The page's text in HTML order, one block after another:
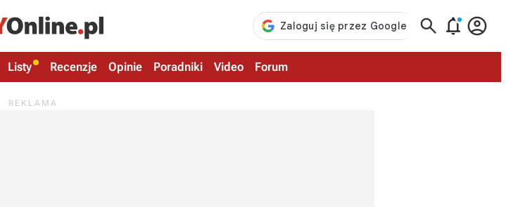
  
Listy Recenzje Opinie Poradniki Video Forum